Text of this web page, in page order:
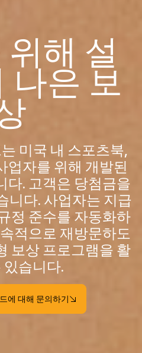
해 설
나은 보
미국 내 스포츠북,
업자를 위해 개발된
다. 고객은 당첨금을
니다. 사업자는 지급
정 준수를 자동화하
적으로 재방문하도
보상 프로그램을 활
있습니다.
에 대해 문의하기